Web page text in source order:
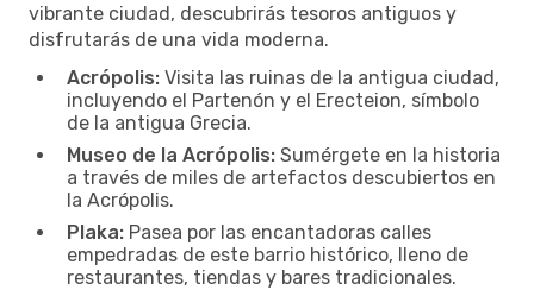
vibrante ciudad, descubrirás tesoros antiguos y
disfrutarás de una vida moderna.
Acrópolis: Visita las ruinas de la antigua ciudad,
incluyendo el Partenón y el Erecteion, símbolo
de la antigua Grecia.
Museo de la Acrópolis: Sumérgete en la historia
a través de miles de artefactos descubiertos en
la Acrópolis.
Plaka: Pasea por las encantadoras calles
empedradas de este barrio histórico, lleno de
restaurantes, tiendas y bares tradicionales.